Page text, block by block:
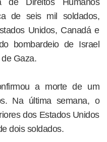
de Direitos Humanos
de seis mil soldados,
Unidos, Canadá e
bombardeio de Israel
Gaza.
a morte de um
Na última semana, o
dos Estados Unidos
dois soldados.